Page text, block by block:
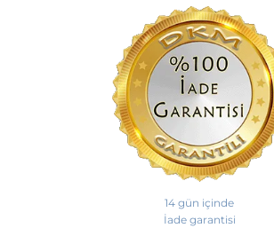
14 gün içinde
İade garantisi